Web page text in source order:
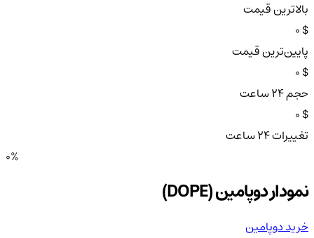
بالاترین قیمت
$ 0
پایین‌ترین قیمت
$ 0
حجم ۲۴ ساعت
$ 0
تغییرات ۲۴ ساعت
0%
نمودار دوپامین (DOPE)
خرید دوپامین